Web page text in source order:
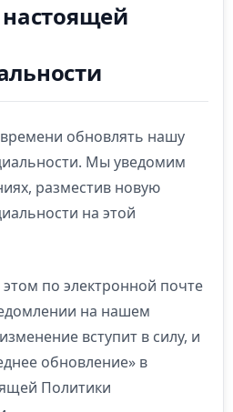
обновлять нашу
Мы уведомим
разместив новую
на этой
по электронной почте
на нашем
вступит в силу, и
обновление» в
Политики